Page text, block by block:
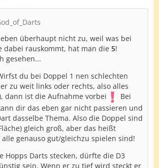
überhaupt nicht zu, weil was bei
dabei rauskommt, hat man die 5!
gesehen...
du bei Doppel 1 nen schlechten
zu weit links oder rechts, also alles
dann ist die Aufnahme vorbei
Bei
dir das eben gar nicht passieren und
dasselbe Thema. Also die Doppel sind
gleich groß, aber das heißt
alle genauso gut/gleichzu spielen sind!
Hopps Darts stecken, dürfte die D3
sein. Wenn er zu tief wird steckt er